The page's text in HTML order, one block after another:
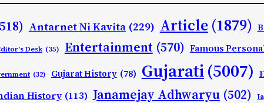
Antarnet Ni Kavita (229) Article (1879)
Desk (35) Entertainment (570) Famous
(32) Gujarat History (78) Gujarati(5007)
History (113) Janamejay Adhwaryu (502)